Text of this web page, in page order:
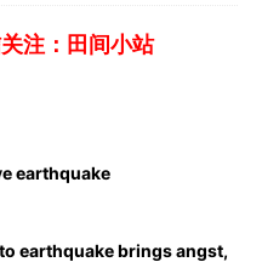
注：田间小站
earthquake
earthquake brings angst,